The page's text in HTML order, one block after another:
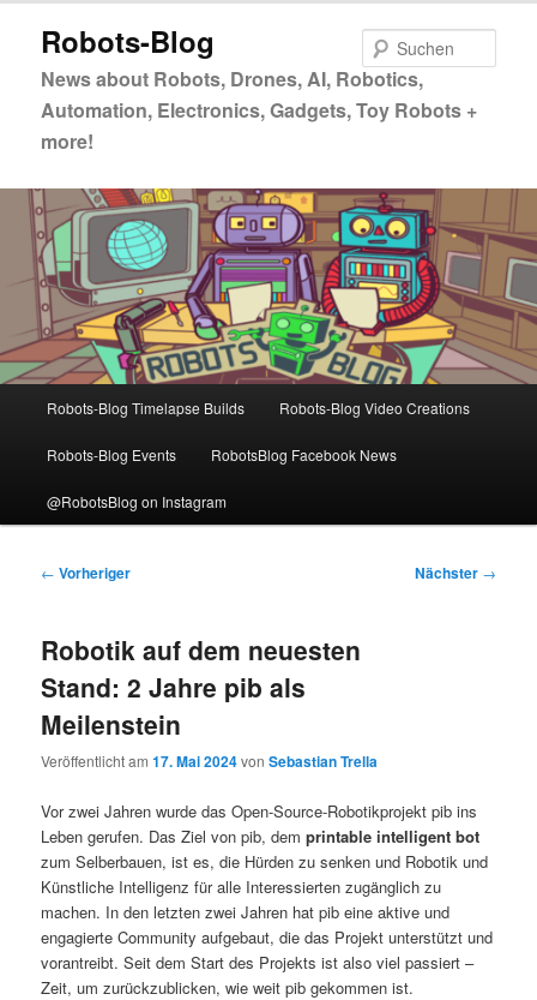
primären
springen
Robots-Blog
News about Robots, Drones, AI, Robotics,
Automation, Electronics, Gadgets, Toy Robots +
more!
Robots-Blog Timelapse Builds Robots-Blog Video Creations
Robots-Blog Events RobotsBlog Facebook News
@RobotsBlog on Instagram
Beitragsnavigation
← Vorheriger Nächster →
Robotik auf dem neuesten
Stand: 2 Jahre pib als
Meilenstein
Veröffentlicht am17. Mai 2024vonSebastian Trella
Vor zwei Jahren wurde das Open-Source-Robotikprojekt pib ins
Leben gerufen. Das Ziel von pib, demprintable intelligent bot
zum Selberbauen, ist es, die Hürden zu senken und Robotik und
Künstliche Intelligenz für alle Interessierten zugänglich zu
machen. In den letzten zwei Jahren hat pib eine aktive und
engagierte Community aufgebaut, die das Projekt unterstützt und
vorantreibt. Seit dem Start des Projekts ist also viel passiert –
Zeit, um zurückzublicken, wie weit pib gekommen ist.